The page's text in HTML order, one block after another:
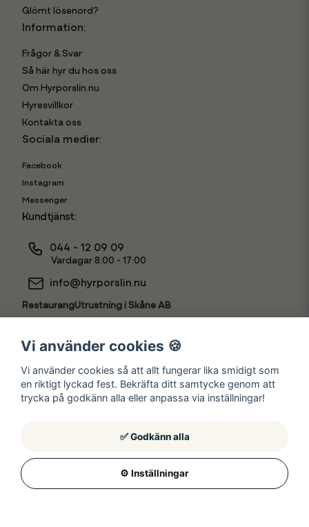
Glömt lösenord?
Information:
Frågor & Svar
Så här hyr du hos oss
Om Hyrporslin.nu
Hyresvillkor
Kontakta oss
Sociala medier:
Facebook
Instagram
Messenger
Kundtjänst:
044 - 12 09 09
Vardagar 8:00 - 17:00
info@hyrporslin.nu
RestaurangUtrustning i Skåne AB
Hyr som
© Hyrporslin.nu2026
Vi använder cookies 🍪
Vi använder cookies så att allt fungerar lika smidigt som
en riktigt lyckad fest. Bekräfta ditt samtycke genom att
trycka på godkänn alla eller anpassa via inställningar!
✅ Godkänn alla
⚙️ Inställningar